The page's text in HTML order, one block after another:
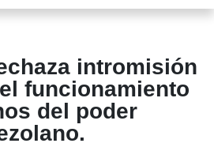
intromisión
funcionamiento
del poder